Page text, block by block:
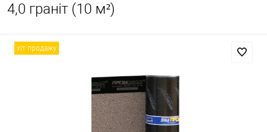
4,0 граніт (10 м²)
хіт продажу